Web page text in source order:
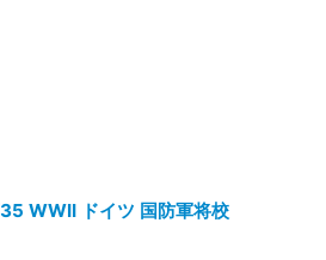
WWII ドイツ 国防軍将校